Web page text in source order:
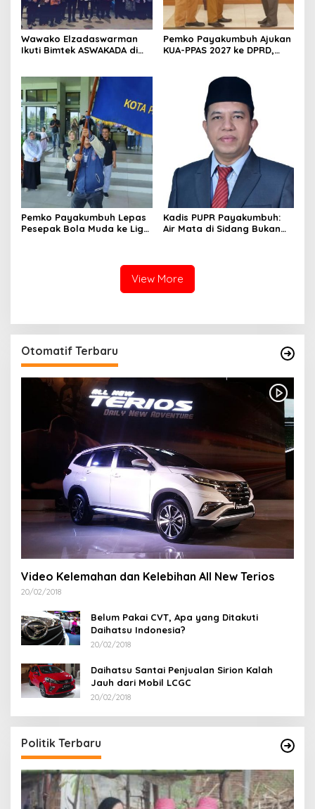
Wawako Elzadaswarman
Ikuti Bimtek ASWAKADA di
Sinkronisasi Kebijakan
Pemko Payakumbuh Ajukan
KUA-PPAS 2027 ke DPRD,
Pemko Payakumbuh Lepas
Pesepak Bola Muda ke Liga
Kadis PUPR Payakumbuh:
Air Mata di Sidang Bukan
View More
Otomatif Terbaru
Video Kelemahan dan Kelebihan All New Terios
20/02/2018
Belum Pakai CVT, Apa yang Ditakuti
Daihatsu Indonesia?
20/02/2018
Daihatsu Santai Penjualan Sirion Kalah
Jauh dari Mobil LCGC
20/02/2018
Politik Terbaru